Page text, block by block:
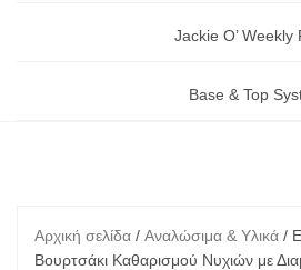
Jackie O’ Weekly
Base & Top
Αρχική σελίδα / Αναλώσιμα & Υλικά /
Βουρτσάκι Καθαρισμού Νυχιών με